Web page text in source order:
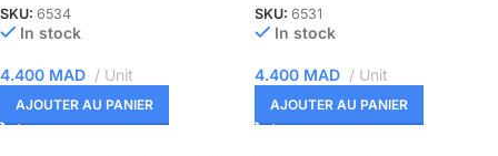
SKU: 6534
In stock
4.400 MAD Unit
AJOUTER AU PANIER
SKU: 6531
In stock
4.400 MAD Unit
AJOUTER AU PANIER